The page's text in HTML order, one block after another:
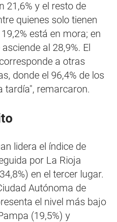
21,6% y el resto de
quienes solo tienen
está en mora; en
al 28,9%. El
a otras
donde el 96,4% de los
tardía", remarcaron.
lidera el índice de
por La Rioja
en el tercer lugar.
Autónoma de
el nivel más bajo
(19,5%) y